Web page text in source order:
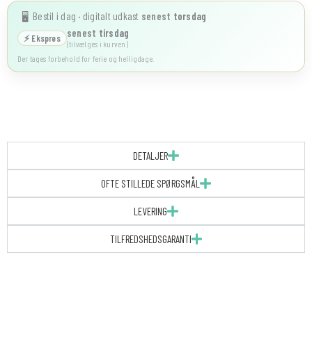
🖥️ Bestil i dag · digitalt udkast senest torsdag
⚡ Ekspres senest tirsdag
(tilvælges i kurven)
Der tages forbehold for ferie og helligdage.
DETALJER
OFTE STILLEDE SPØRGSMÅL
LEVERING
TILFREDSHEDSGARANTI